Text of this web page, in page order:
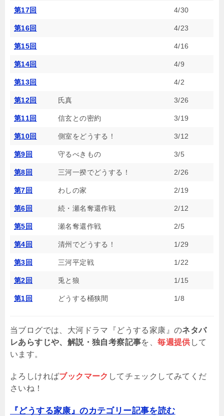
第17回 4/30
第16回 4/23
第15回 4/16
第14回 4/9
第13回 4/2
第12回 氏真 3/26
第11回 信玄との密約 3/19
第10回 側室をどうする！ 3/12
第9回 守るべきもの 3/5
第8回 三河一揆でどうする！ 2/26
第7回 わしの家 2/19
第6回 続・瀬名奪還作戦 2/12
第5回 瀬名奪還作戦 2/5
第4回 清州でどうする！ 1/29
第3回 三河平定戦 1/22
第2回 兎と狼 1/15
第1回 どうする桶狭間 1/8
当ブログでは、大河ドラマ『どうする家康』のネタバ
レあらすじや、解説・独自考察記事を、毎週提供 して
います。
よろしければブックマーク してチェックしてみてくだ
さいね！
『どうする家康』のカテゴリー記事を読む